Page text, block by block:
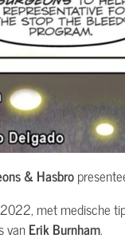
& Hasbro
met medische
vanErik Burnham.